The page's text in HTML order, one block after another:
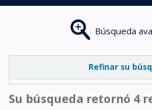
Búsqueda
Refinar su
Su búsqueda retornó 4